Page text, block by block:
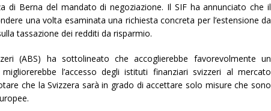
di Berna del mandato di negoziazione. Il SIF ha annunciato che il
una volta esaminata una richiesta concreta per l’estensione da
tassazione dei redditi da risparmio.
(ABS) ha sottolineato che accoglierebbe favorevolmente un
l’accesso degli istituti finanziari svizzeri al mercato
che la Svizzera sarà in grado di accettare solo misure che sono